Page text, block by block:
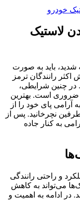
لاستیک
شدید، باید به صورت
رانندگان ترمز
در چنین شرایطی،
ضروری است. بهترین
پای خود را از
نچرخانید. پس از
به کنار جاده
و راحتی رانندگی
می‌تواند به کاهش
در ادامه به اهمیت و